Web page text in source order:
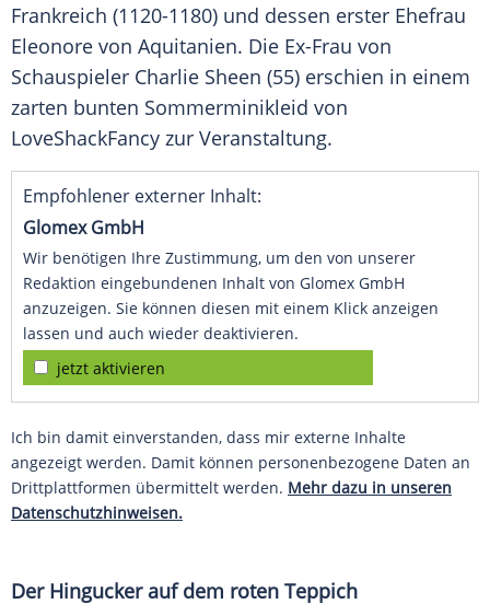
Frankreich (1120-1180) und dessen erster Ehefrau
Eleonore von Aquitanien. Die Ex-Frau von
Schauspieler Charlie Sheen (55) erschien in einem
zarten bunten Sommerminikleid von
LoveShackFancy zur Veranstaltung.
Empfohlener externer Inhalt:
Glomex GmbH
Wir benötigen Ihre Zustimmung, um den von unserer
Redaktion eingebundenen Inhalt von Glomex GmbH
anzuzeigen. Sie können diesen mit einem Klick anzeigen
lassen und auch wieder deaktivieren.
jetzt aktivieren
Ich bin damit einverstanden, dass mir externe Inhalte
angezeigt werden. Damit können personenbezogene Daten an
Drittplattformen übermittelt werden. Mehr dazu in unseren
Datenschutzhinweisen.
Der Hinguckerauf dem roten Teppich